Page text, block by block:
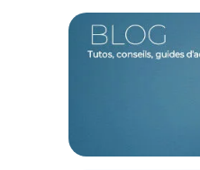
Chaque focale intègre des
dispersion (LD) et à haute
efficacement les aberrations
Le résultat est une image
L'intégration d'un système
permet par ailleurs de
une infinité de détails en
Traitement antireflet et